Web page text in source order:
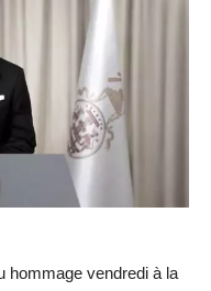
hommage vendredi à la